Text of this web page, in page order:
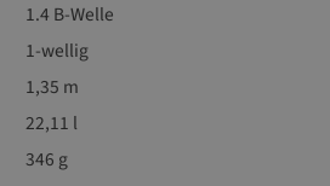
1.4 B-Welle
1-wellig
1,35 m
22,11 l
346 g